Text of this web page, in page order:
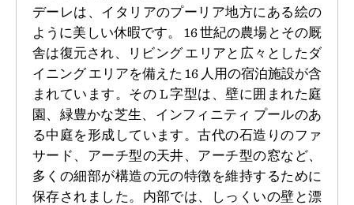
デーレは、イタリアのプーリア地方にある絵の
ように美しい休暇です。 16 世紀の農場とその厩
舎は復元され、リビング エリアと広々としたダ
イニング エリアを備えた 16 人用の宿泊施設が含
まれています。その L 字型は、壁に囲まれた庭
園、緑豊かな芝生、インフィニティ プールのあ
る中庭を形成しています。古代の石造りのファ
サード、アーチ型の天井、アーチ型の窓など、
多くの細部が構造の元の特徴を維持するために
保存されました。内部では、しっくいの壁と漂